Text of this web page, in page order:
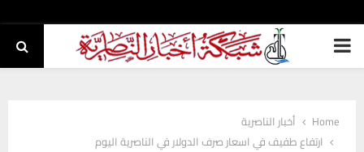
PRIMARY
Home
أخبار الناصرية
ارتفاع طفيف في اسعار صرف الدولار في الناصرية اليوم